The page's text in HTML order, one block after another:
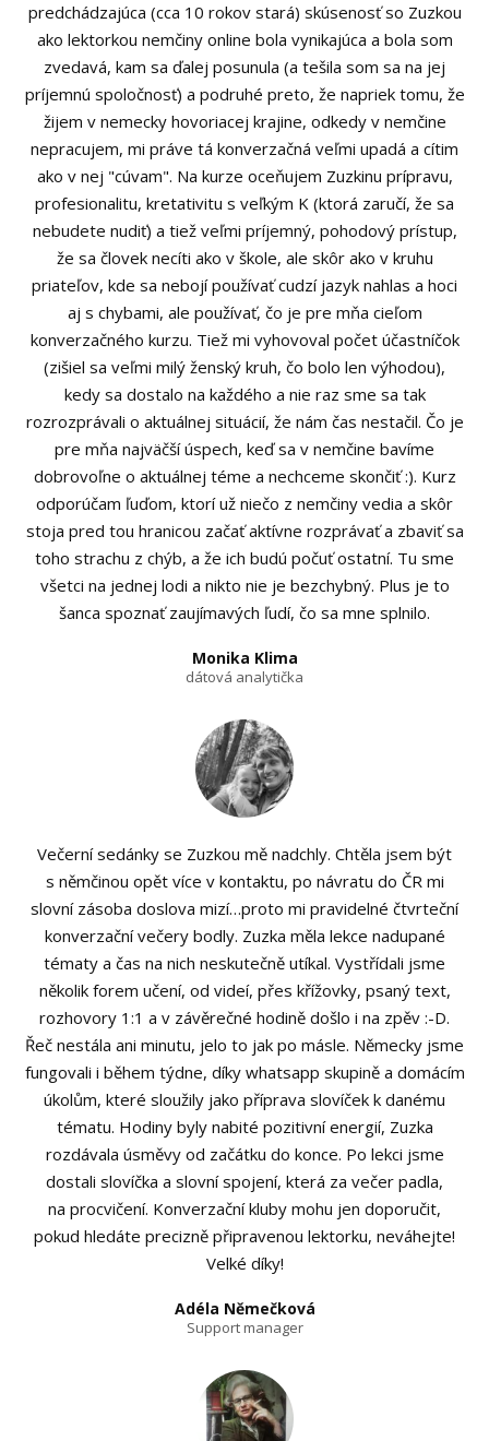
predchádzajúca (cca 10 rokov stará) skúsenosť so Zuzkou
ako lektorkou nemčiny online bola vynikajúca a bola som
zvedavá, kam sa ďalej posunula (a tešila som sa na jej
príjemnú spoločnosť) a podruhé preto, že napriek tomu, že
žijem v nemecky hovoriacej krajine, odkedy v nemčine
nepracujem, mi práve tá konverzačná veľmi upadá a cítim
ako v nej "cúvam". Na kurze oceňujem Zuzkinu prípravu,
profesionalitu, kretativitu s veľkým K (ktorá zaručí, že sa
nebudete nudiť) a tiež veľmi príjemný, pohodový prístup,
že sa človek necíti ako v škole, ale skôr ako v kruhu
priateľov, kde sa nebojí používať cudzí jazyk nahlas a hoci
aj s chybami, ale používať, čo je pre mňa cieľom
konverzačného kurzu. Tiež mi vyhovoval počet účastníčok
(zišiel sa veľmi milý ženský kruh, čo bolo len výhodou),
kedy sa dostalo na každého a nie raz sme sa tak
rozrozprávali o aktuálnej situácií, že nám čas nestačil. Čo je
pre mňa najväčší úspech, keď sa v nemčine bavíme
dobrovoľne o aktuálnej téme a nechceme skončiť :). Kurz
odporúčam ľuďom, ktorí už niečo z nemčiny vedia a skôr
stoja pred tou hranicou začať aktívne rozprávať a zbaviť sa
toho strachu z chýb, a že ich budú počuť ostatní. Tu sme
všetci na jednej lodi a nikto nie je bezchybný. Plus je to
šanca spoznať zaujímavých ľudí, čo sa mne splnilo.
Monika Klima
dátová analytička
Večerní sedánky se Zuzkou mě nadchly. Chtěla jsem být
s němčinou opět více v kontaktu, po návratu do ČR mi
slovní zásoba doslova mizí…proto mi pravidelné čtvrteční
konverzační večery bodly. Zuzka měla lekce nadupané
tématy a čas na nich neskutečně utíkal. Vystřídali jsme
několik forem učení, od videí, přes křížovky, psaný text,
rozhovory 1:1 a v závěrečné hodině došlo i na zpěv :-D.
Řeč nestála ani minutu, jelo to jak po másle. Německy jsme
fungovali i během týdne, díky whatsapp skupině a domácím
úkolům, které sloužily jako příprava slovíček k danému
tématu. Hodiny byly nabité pozitivní energií, Zuzka
rozdávala úsměvy od začátku do konce. Po lekci jsme
dostali slovíčka a slovní spojení, která za večer padla,
na procvičení. Konverzační kluby mohu jen doporučit,
pokud hledáte precizně připravenou lektorku, neváhejte!
Velké díky!
Adéla Němečková
Support manager